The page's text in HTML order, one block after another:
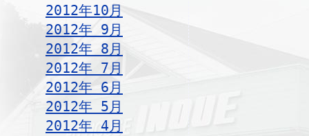
2012年10月
2012年 9月
2012年 8月
2012年 7月
2012年 6月
2012年 5月
2012年 4月